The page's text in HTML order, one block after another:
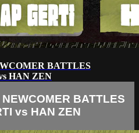
BATTLES
HAN ZEN
BATTLES
vs HAN ZEN